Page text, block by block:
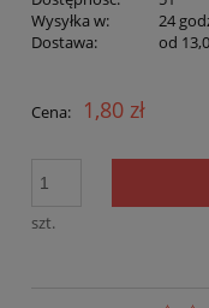
Wysyłka w:
24
Dostawa:
od
Cena nie zawiera
Cena: 1,80 zł
szt.